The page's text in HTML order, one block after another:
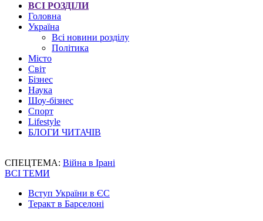
ВСІ РОЗДІЛИ
Головна
Україна
Всі новини розділу
Політика
Місто
Світ
Бізнес
Наука
Шоу-бізнес
Спорт
Lifestyle
БЛОГИ ЧИТАЧІВ
СПЕЦТЕМА: Війна в Ірані
ВСІ ТЕМИ
Вступ України в ЄС
Теракт в Барселоні